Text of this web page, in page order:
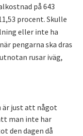
på 643
procent. Skulle
eller inte ha
pengarna ska dras
rusar iväg,
är just att något
man inte har
den dagen då